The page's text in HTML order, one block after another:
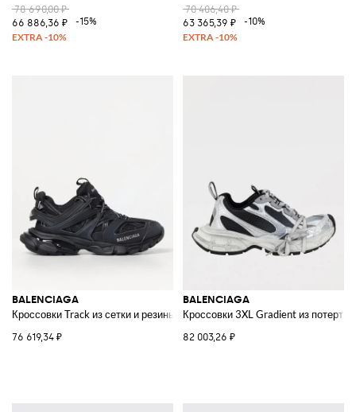
78 690,00 ₽
66 886,36 ₽
-15%
70 406,40 ₽
63 365,39 ₽
-10%
BALENCIAGA
Кроссовки Track из сетки и резины
76 619,34 ₽
BALENCIAGA
Кроссовки 3XL Gradient из
82 003,26 ₽